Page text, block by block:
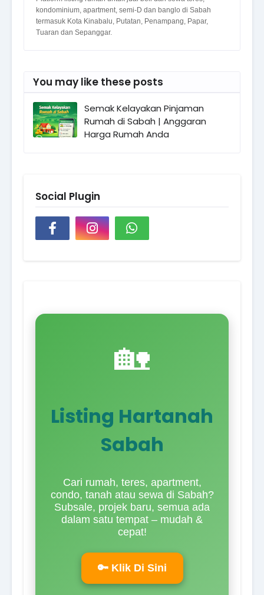
kondominium, apartment, semi-D dan banglo di Sabah
termasuk Kota Kinabalu, Putatan, Penampang, Papar,
Tuaran dan Sepanggar.
You may like these posts
Semak Kelayakan Pinjaman
Rumah di Sabah | Anggaran
Harga Rumah Anda
Social Plugin
🏡
Listing Hartanah
Sabah
Cari rumah, teres, apartment,
condo, tanah atau sewa di Sabah?
Subsale, projek baru, semua ada
dalam satu tempat – mudah &
cepat!
🔑 Klik Di Sini